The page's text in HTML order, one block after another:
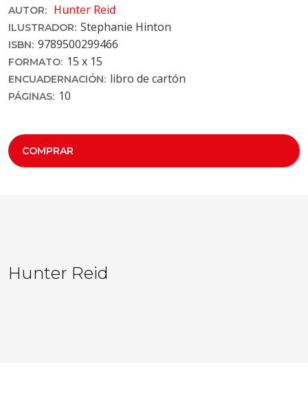
AUTOR: Hunter Reid
ILUSTRADOR: Stephanie Hinton
ISBN: 9789500299466
FORMATO: 15 x 15
ENCUADERNACIÓN: libro de cartón
PÁGINAS: 10
COMPRAR
Hunter Reid